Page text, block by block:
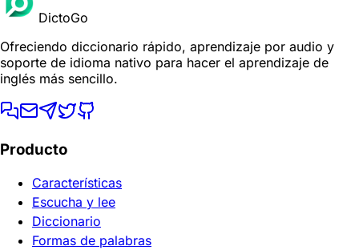
DictoGo
Ofreciendo diccionario rápido, aprendizaje por audio y
soporte de idioma nativo para hacer el aprendizaje de
inglés más sencillo.
Producto
Características
Escucha y lee
Diccionario
Formas de palabras